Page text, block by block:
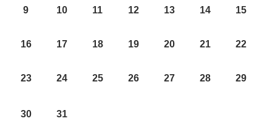
9 10 11 12 13 14 15
16 17 18 19 20 21 22
23 24 25 26 27 28 29
30 31